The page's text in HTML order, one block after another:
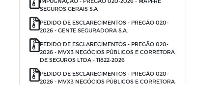
SEGUROS GERAIS S.A
PEDIDO DE ESCLARECIMENTOS - PREGÃO 020-
2026 - GENTE SEGURADORA S.A.
PEDIDO DE ESCLARECIMENTOS - PREGÃO 020-
2026 - MVX3 NEGÓCIOS PÚBLICOS E CORRETORA
DE SEGUROS LTDA - 11822-2026
PEDIDO DE ESCLARECIMENTOS - PREGÃO 020-
2026 - MVX3 NEGÓCIOS PÚBLICOS E CORRETORA